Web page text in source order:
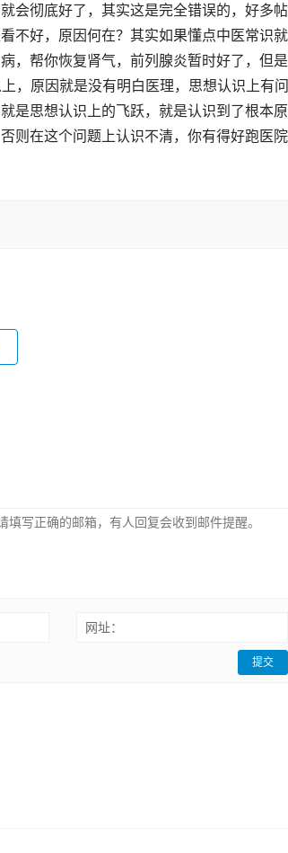
会彻底好了，其实这是完全错误的，好多
不好，原因何在？其实如果懂点中医常识
，帮你恢复肾气，前列腺炎暂时好了，但
，原因就是没有明白医理，思想认识上有问
是思想认识上的飞跃，就是认识到了根本
则在这个问题上认识不清，你有得好跑医院
网址：
提交